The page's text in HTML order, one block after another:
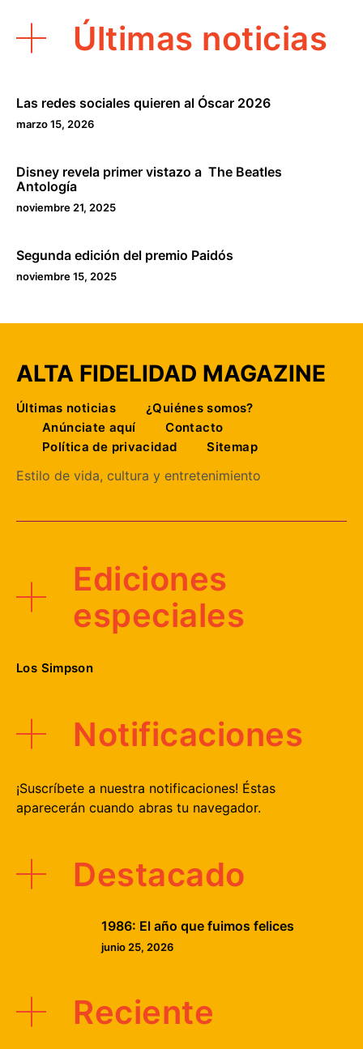
Últimas noticias
Las redes sociales quieren al Óscar 2026
marzo 15, 2026
Disney revela primer vistazo a The Beatles
Antología
noviembre 21, 2025
Segunda edición del premio Paidós
noviembre 15, 2025
ALTA FIDELIDAD MAGAZINE
Últimas noticias
¿Quiénes somos?
Anúnciate aquí
Contacto
Política de privacidad
Sitemap
Estilo de vida, cultura y entretenimiento
Ediciones
especiales
Los Simpson
Notificaciones
¡Suscríbete a nuestra notificaciones! Éstas
aparecerán cuando abras tu navegador.
Destacado
1986: El año que fuimos felices
junio 25, 2026
Reciente